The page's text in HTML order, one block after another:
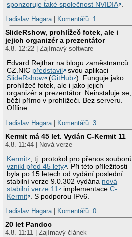
sponzoruje také společnost NVIDIA
Ladislav Hagara| Komentářů: 1
SlideRshow, prohlížeč fotek, ale i
jejich organizér a prezentátor
4.8. 12:22 | Zajímavý software
Edvard Rejthar na blogu zaměstnanců
CZ.NIC představil
svou aplikaci
SlideRshow
(GitHub ). Funguje jako
prohlížeč fotek, ale i jako jejich
organizér a prezentátor. Neinstaluje se,
běží přímo v prohlížeči. Bez serveru.
Offline.
Ladislav Hagara| Komentářů: 3
Kermit má 45 let. Vydán C-Kermit 11
4.8. 11:44 | Nová verze
Kermit
, tj. protokol pro přenos souborů,
vznikl před 45 lety
. Při této příležitosti
byla po 15 letech od vydání poslední
stabilní verze 9.0.302 vydána nová
stabilní verze 11
implementaceC-
Kermit
. S podporou IPv6.
Ladislav Hagara| Komentářů: 0
20 let Pandoc
4.8. 11:11 | Zajímavý článek